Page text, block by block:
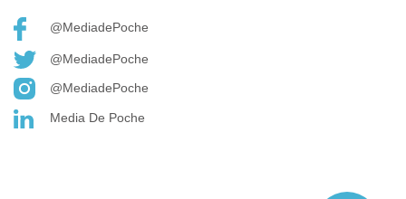
@MediadePoche
@MediadePoche
@MediadePoche
Media De Poche